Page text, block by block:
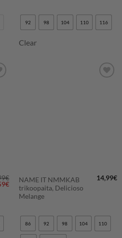
92 98 104 110 116
Clear
€
€Nykyinen
hinta
NAME IT NMMKAB
trikoopaita, Delicioso
Melange
14,99€
86 92 98 104 110